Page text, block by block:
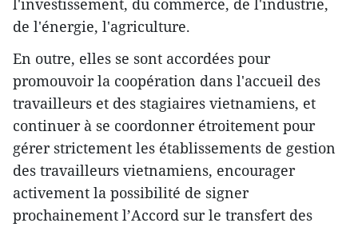
l'investissement, du commerce, de l'industrie,
de l'énergie, l'agriculture.
En outre, elles se sont accordées pour
promouvoir la coopération dans l'accueil des
travailleurs et des stagiaires vietnamiens, et
continuer à se coordonner étroitement pour
gérer strictement les établissements de gestion
des travailleurs vietnamiens, encourager
activement la possibilité de signer
prochainement l’Accord sur le transfert des